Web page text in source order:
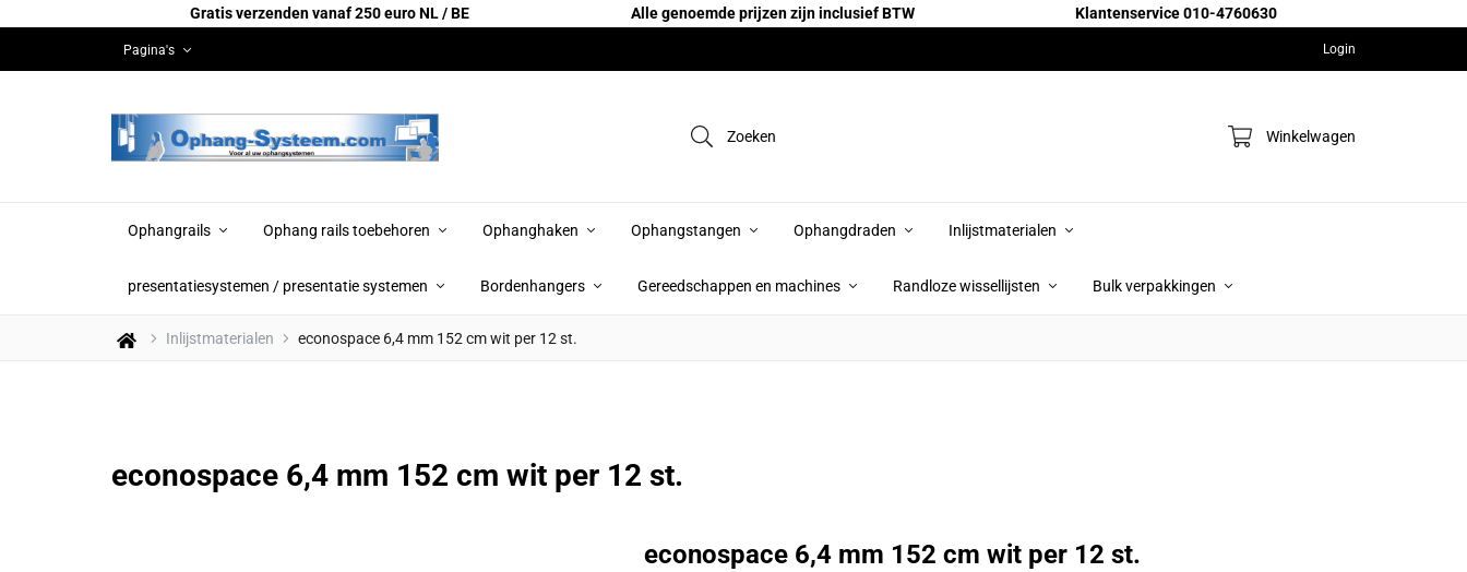
Gratis verzenden vanaf 250 euro NL / BE Alle genoemde prijzen zijn inclusief BTW Klantenservice 010-4760630
Pagina's Login
Zoeken Winkelwagen
Ophangrails Ophang rails toebehoren Ophanghaken Ophangstangen Ophangdraden Inlijstmaterialen
presentatiesystemen / presentatie systemen Bordenhangers Gereedschappen en machines Randloze wissellijsten Bulk verpakkingen
Inlijstmaterialen econospace 6,4 mm 152 cm wit per 12 st.
econospace 6,4 mm 152 cm wit per 12 st.
econospace 6,4 mm 152 cm wit per 12 st.